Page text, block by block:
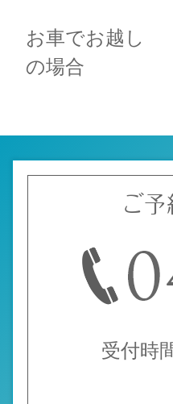
お車でお越し
の場合
ご
受付時